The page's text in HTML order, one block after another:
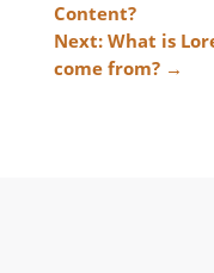
Content?
Next: What is
come from?→